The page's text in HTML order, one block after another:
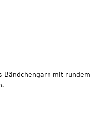
Bändchengarn mit rundem